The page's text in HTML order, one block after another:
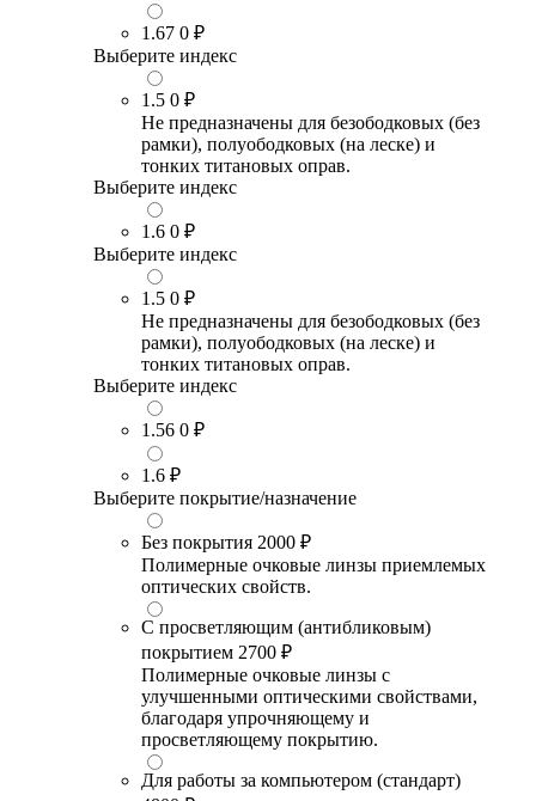
1.67 0 ₽
Выберите индекс
1.5 0 ₽
Не предназначены для безободковых (без
рамки), полуободковых (на леске) и
тонких титановых оправ.
Выберите индекс
1.6 0 ₽
Выберите индекс
1.5 0 ₽
Не предназначены для безободковых (без
рамки), полуободковых (на леске) и
тонких титановых оправ.
Выберите индекс
1.56 0 ₽
1.6 ₽
Выберите покрытие/назначение
Без покрытия 2000 ₽
Полимерные очковые линзы приемлемых
оптических свойств.
С просветляющим (антибликовым)
покрытием 2700 ₽
Полимерные очковые линзы с
улучшенными оптическими свойствами,
благодаря упрочняющему и
просветляющему покрытию.
Для работы за компьютером (стандарт)